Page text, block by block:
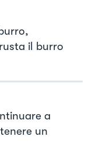
il burro
a
un